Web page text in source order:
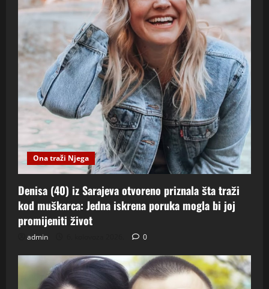
Ona traži Njega
Denisa (40) iz Sarajeva otvoreno priznala šta traži
kod muškarca: Jedna iskrena poruka mogla bi joj
promijeniti život
admin 0